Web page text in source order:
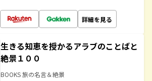
詳細を見る
生きる知恵を授かるアラブのことばと
絶景１００
BOOKS 旅の名言＆絶景